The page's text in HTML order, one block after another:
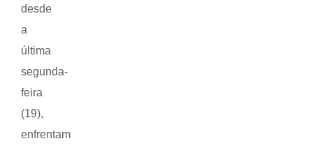
desde
a
última
segunda-
feira
(19),
enfrentam